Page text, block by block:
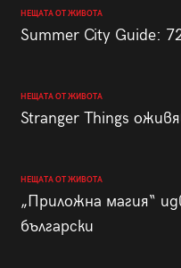
НЕЩАТА ОТ ЖИВОТА
Summer City Guide:
НЕЩАТА ОТ ЖИВОТА
Stranger Things
НЕЩАТА ОТ ЖИВОТА
„Приложна магия“
български